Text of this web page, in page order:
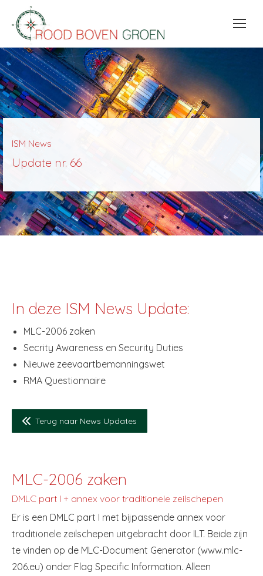
ISM News
Update nr. 66
In deze ISM News Update:
MLC-2006 zaken
Secrity Awareness en Security Duties
Nieuwe zeevaartbemanningswet
RMA Questionnaire
Terug naar News Updates
MLC-2006 zaken
DMLC part I + annex voor traditionele zeilschepen
Er is een DMLC part I met bijpassende annex voor
traditionele zeilschepen uitgebracht door ILT. Beide zijn
te vinden op de MLC-Document Generator (www.mlc-
206.eu) onder Flag Specific Information. Alleen